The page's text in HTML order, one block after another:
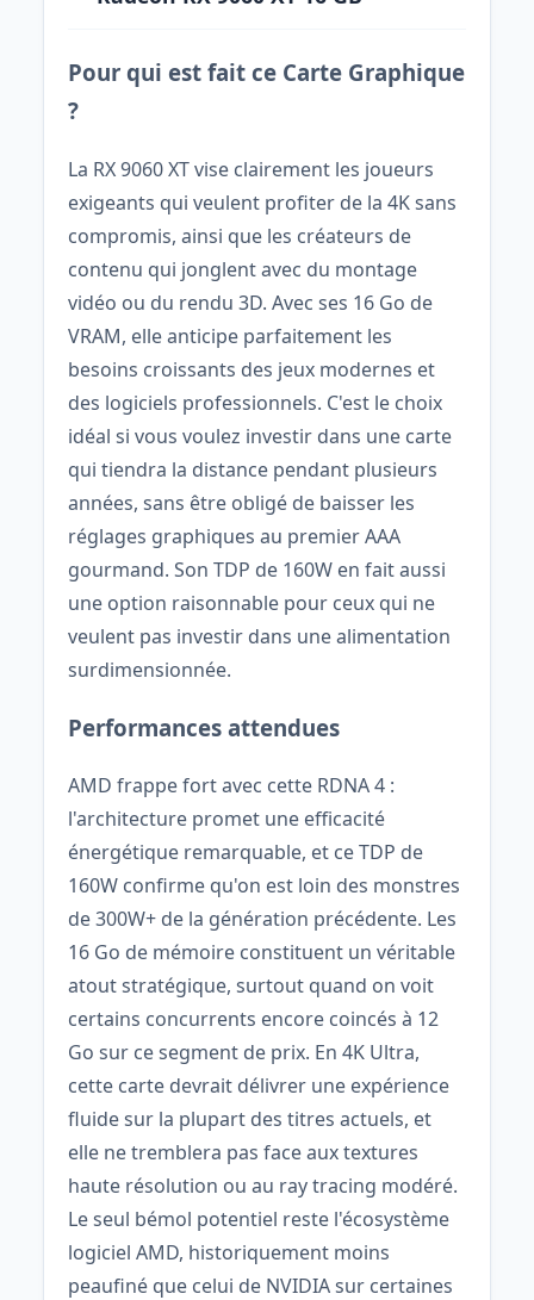
Pour qui est fait ce Carte Graphique
?
La RX 9060 XT vise clairement les joueurs
exigeants qui veulent profiter de la 4K sans
compromis, ainsi que les créateurs de
contenu qui jonglent avec du montage
vidéo ou du rendu 3D. Avec ses 16 Go de
VRAM, elle anticipe parfaitement les
besoins croissants des jeux modernes et
des logiciels professionnels. C'est le choix
idéal si vous voulez investir dans une carte
qui tiendra la distance pendant plusieurs
années, sans être obligé de baisser les
réglages graphiques au premier AAA
gourmand. Son TDP de 160W en fait aussi
une option raisonnable pour ceux qui ne
veulent pas investir dans une alimentation
surdimensionnée.
Performances attendues
AMD frappe fort avec cette RDNA 4 :
l'architecture promet une efficacité
énergétique remarquable, et ce TDP de
160W confirme qu'on est loin des monstres
de 300W+ de la génération précédente. Les
16 Go de mémoire constituent un véritable
atout stratégique, surtout quand on voit
certains concurrents encore coincés à 12
Go sur ce segment de prix. En 4K Ultra,
cette carte devrait délivrer une expérience
fluide sur la plupart des titres actuels, et
elle ne tremblera pas face aux textures
haute résolution ou au ray tracing modéré.
Le seul bémol potentiel reste l'écosystème
logiciel AMD, historiquement moins
peaufiné que celui de NVIDIA sur certaines